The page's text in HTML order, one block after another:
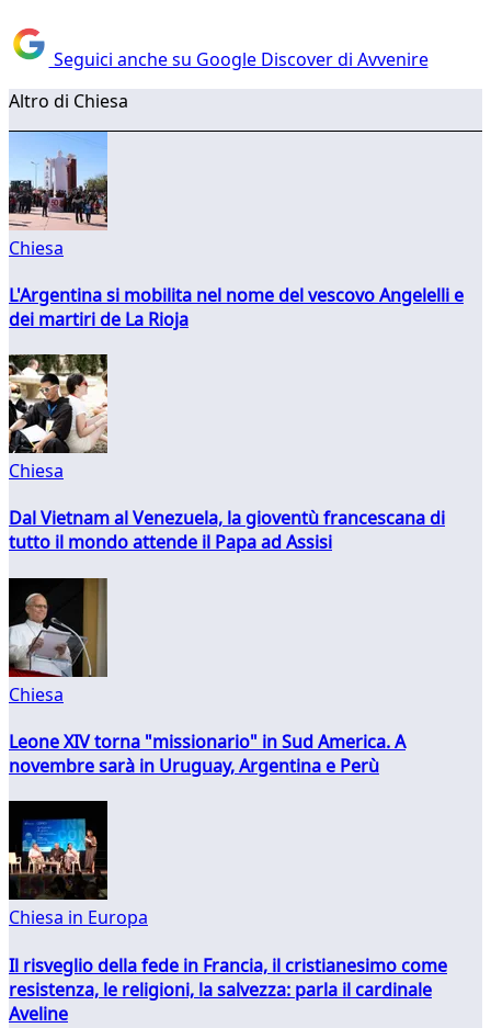
Seguici anche su Google Discover di Avvenire
Altro di Chiesa
Chiesa
L'Argentina si mobilita nel nome del vescovo Angelelli e
dei martiri de La Rioja
Chiesa
Dal Vietnam al Venezuela, la gioventù francescana di
tutto il mondo attende il Papa ad Assisi
Chiesa
Leone XIV torna "missionario" in Sud America. A
novembre sarà in Uruguay, Argentina e Perù
Chiesa in Europa
Il risveglio della fede in Francia, il cristianesimo come
resistenza, le religioni, la salvezza: parla il cardinale
Aveline